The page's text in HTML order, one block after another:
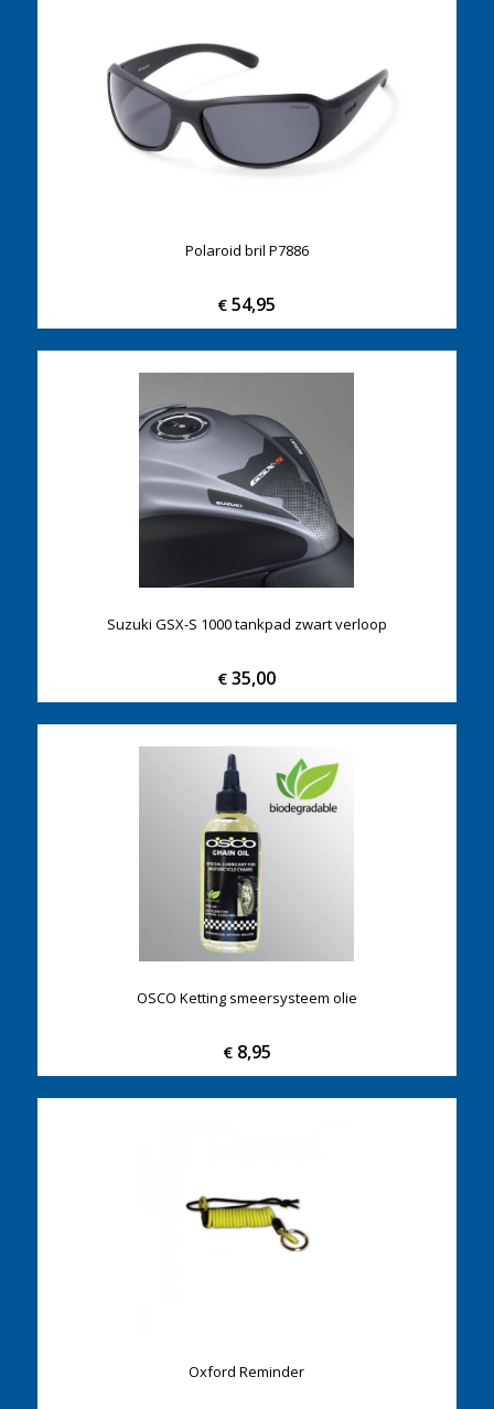
Polaroid bril P7886
€ 54,95
Suzuki GSX-S 1000 tankpad zwart verloop
€ 35,00
OSCO Ketting smeersysteem olie
€8,95
Oxford Reminder